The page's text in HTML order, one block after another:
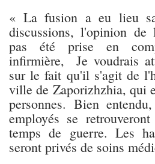
« La fusion a eu lieu
discussions, l'opinion de
pas été prise en
infirmière, Je voudrais
sur le fait qu'il s'agit de
ville de Zaporizhzhia, qui
personnes. Bien
employés se
temps de guerre. Les
seront privés de soins